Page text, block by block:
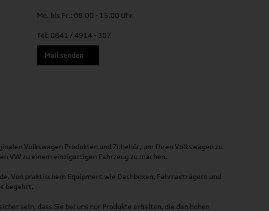
Mo. bis Fr.: 08.00 - 15.00 Uhr
Tel: 0841 / 4914 - 307
Mail senden
Volkswagen Produkten und Zubehör, um Ihren Volkswagen zu
VW zu einem einzigartigen Fahrzeug zu machen.
Von praktischem Equipment wie Dachboxen, Fahrradträgern und
begehrt.
sein, dass Sie bei uns nur Produkte erhalten, die den hohen